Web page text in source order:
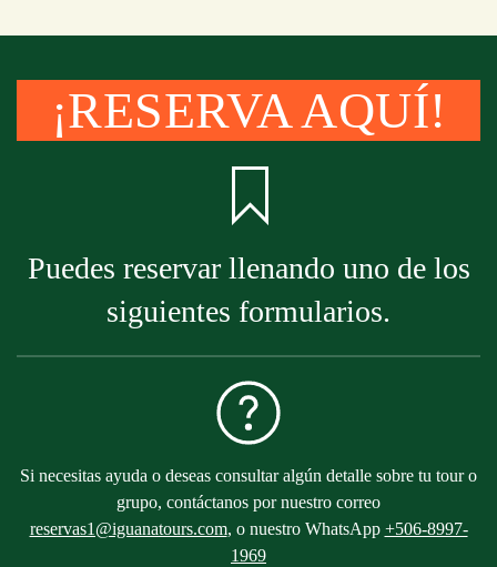
¡RESERVA AQUÍ!
Puedes reservar llenando uno de los
siguientes formularios.
Si necesitas ayuda o deseas consultar algún detalle sobre tu tour o
grupo, contáctanos por nuestro correo
reservas1@iguanatours.com, o nuestro WhatsApp +506-8997-
1969